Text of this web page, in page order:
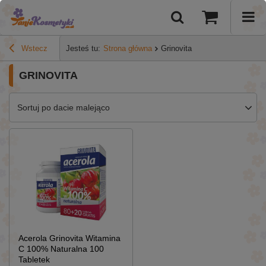
Wstecz Jesteś tu: Strona główna Grinovita
GRINOVITA
Sortuj po dacie malejąco
Acerola Grinovita Witamina
C 100% Naturalna 100
Tabletek